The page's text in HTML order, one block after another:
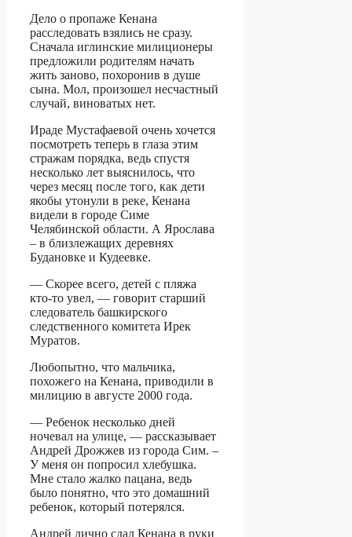
Дело о пропаже Кенана
расследовать взялись не сразу.
Сначала иглинские милиционеры
предложили родителям начать
жить заново, похоронив в душе
сына. Мол, произошел несчастный
случай, виноватых нет.
Ираде Мустафаевой очень хочется
посмотреть теперь в глаза этим
стражам порядка, ведь спустя
несколько лет выяснилось, что
через месяц после того, как дети
якобы утонули в реке, Кенана
видели в городе Симе
Челябинской области. А Ярослава
– в близлежащих деревнях
Будановке и Кудеевке.
— Скорее всего, детей с пляжа
кто-то увел, — говорит старший
следователь башкирского
следственного комитета Ирек
Муратов.
Любопытно, что мальчика,
похожего на Кенана, приводили в
милицию в августе 2000 года.
— Ребенок несколько дней
ночевал на улице, — рассказывает
Андрей Дрожжев из города Сим. –
У меня он попросил хлебушка.
Мне стало жалко пацана, ведь
было понятно, что это домашний
ребенок, который потерялся.
Андрей лично сдал Кенана в руки